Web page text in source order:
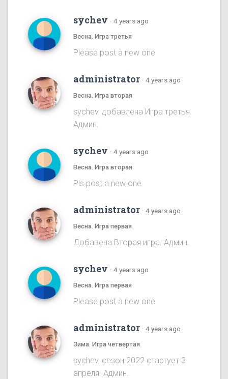
sychev · 4 years ago
Весна. Игра третья
Please post a new one
administrator · 4 years ago
Весна. Игра вторая
sychev, добавлена Игра третья.
Админ.
sychev · 4 years ago
Весна. Игра вторая
Pls post a new one
administrator · 4 years ago
Весна. Игра первая
Добавена Вторая игра. Админ.
sychev · 4 years ago
Весна. Игра первая
Please post a new one
administrator · 4 years ago
Зима. Игра четвертая
sychev, сезон 2022 стартует 3
апреля. Админ.